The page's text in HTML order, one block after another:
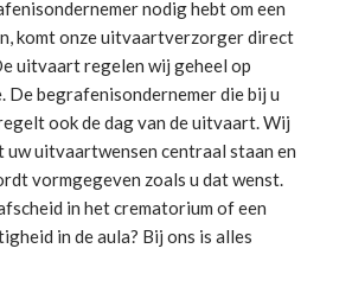
nodig hebt om een
komt onze uitvaartverzorger direct
uitvaart regelen wij geheel op
De begrafenisondernemer die bij u
ook de dag van de uitvaart. Wij
uw uitvaartwensen centraal staan en
vormgegeven zoals u dat wenst.
in het crematorium of een
in de aula? Bij ons is alles